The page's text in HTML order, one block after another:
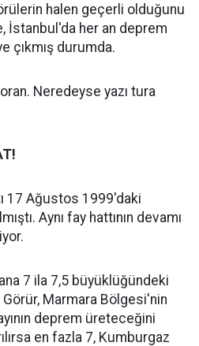
halen geçerli olduğunu
İstanbul'da her an deprem
çıkmış durumda.
Neredeyse yazı tura
17 Ağustos 1999'daki
Aynı fay hattının devamı
7 ila 7,5 büyüklüğündeki
Marmara Bölgesi'nin
deprem üreteceğini
en fazla 7, Kumburgaz